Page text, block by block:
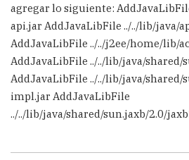
agregar lo siguiente:
api.jar AddJavaLibFile ../../lib/java/
AddJavaLibFile ../../j2ee/home/lib/
AddJavaLibFile ../../lib/java/
AddJavaLibFile ../../lib/java/shared/
impl.jar AddJavaLibFile
../../lib/java/shared/sun.jaxb/2.0/